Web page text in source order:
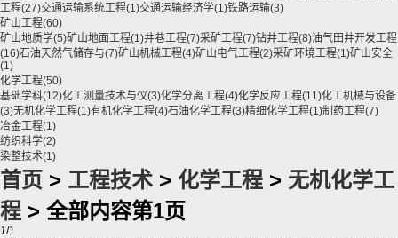
工程(27)交通运输系统工程(1)交通运输经济学(1)铁路运输(3)
矿山工程(60)
矿山地质学(5)矿山地面工程(1)井巷工程(7)采矿工程(7)钻井工程(8)油气田井开发工程
(16)石油天然气储存与(7)矿山机械工程(4)矿山电气工程(2)采矿环境工程(1)矿山安全
(1)
化学工程(50)
基础学科(12)化工测量技术与仪(3)化学分离工程(4)化学反应工程(11)化工机械与设备
(3)无机化学工程(1)有机化学工程(4)石油化学工程(3)精细化学工程(1)制药工程(7)
冶金工程(1)
纺织科学(2)
染整技术(1)
首页 > 工程技术> 化学工程 > 无机化学工
程 > 全部内容第1页
1/1